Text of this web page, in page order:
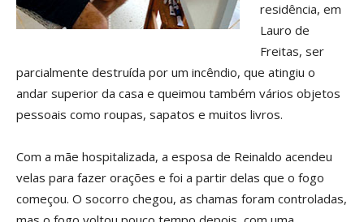
residência, em
Lauro de
Freitas, ser
parcialmente destruída por um incêndio, que atingiu o
andar superior da casa e queimou também vários objetos
pessoais como roupas, sapatos e muitos livros.
Com a mãe hospitalizada, a esposa de Reinaldo acendeu
velas para fazer orações e foi a partir delas que o fogo
começou. O socorro chegou, as chamas foram controladas,